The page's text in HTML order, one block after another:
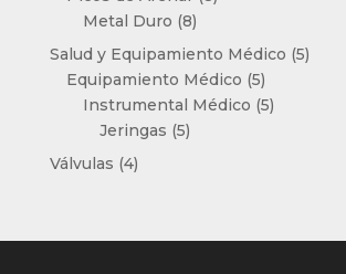
Metal Duro 88
productos
Salud y Equipamiento Médico 55
Equipamiento Médico 55
productos
Instrumental Médico 55
Jeringas 55
Válvulas 44